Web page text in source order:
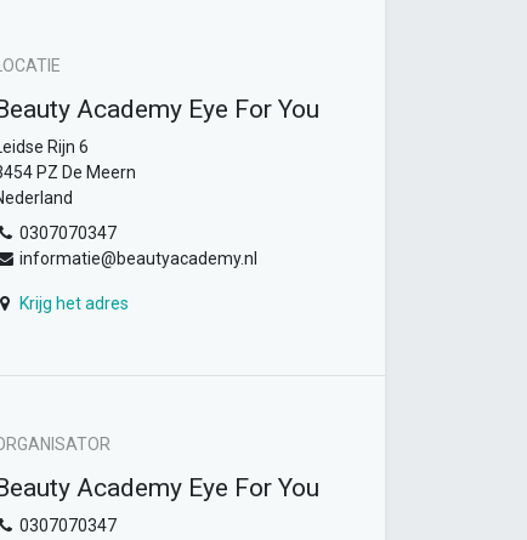
LOCATIE
Academy Eye For You
Rijn 6
PZ De Meern
0307070347
informatie@beautyacademy.nl
Krijg het adres
Academy Eye For You
0307070347